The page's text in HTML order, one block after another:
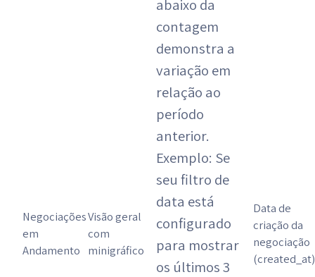
Negociações
em
Andamento
Visão geral
com
minigráfico
abaixo da
contagem
demonstra a
variação em
relação ao
período
anterior.
Exemplo: Se
seu filtro de
data está
configurado
para mostrar
os últimos 3
Data de
criação da
negociação
(created_at)